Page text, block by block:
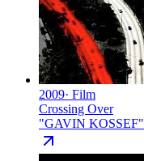
2009· Film
Crossing Over
"GAVIN KOSSEF"